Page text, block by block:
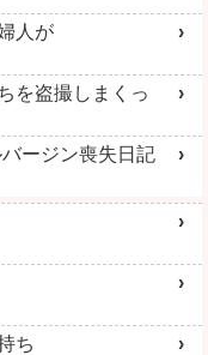
人が
を盗撮しまくっ
ージン喪失日記
ち